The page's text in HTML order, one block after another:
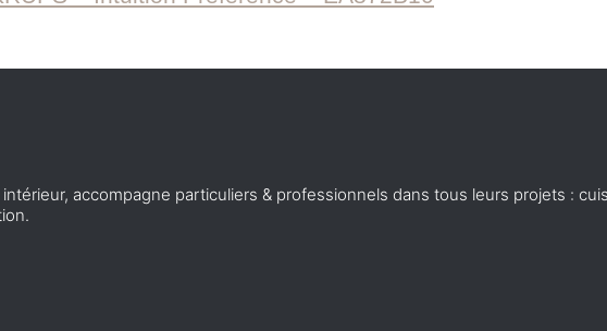
accompagne particuliers & professionnels dans tous leurs projets :